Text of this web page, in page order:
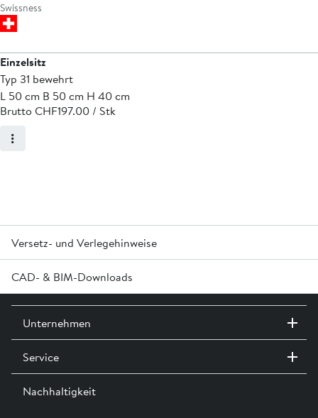
Swissness
Einzelsitz
Typ 31 bewehrt
L 50 cm B 50 cm H 40 cm
Brutto CHF197.00 / Stk
Versetz- und Verlegehinweise
U-Elemente dürfen aus statischen Gründen nicht liegend
versetzt werden.
CAD- & BIM-Downloads
Melden Sie sich an oder erstellen Sie in Login um Zugriff auf die
CAD- & BIM-Daten zu erhalten
Anmelden
Unternehmen
Kontakt / Standorte
Ausstellungen
Team
Service
Dienstleistungen
Nachhaltigkeit